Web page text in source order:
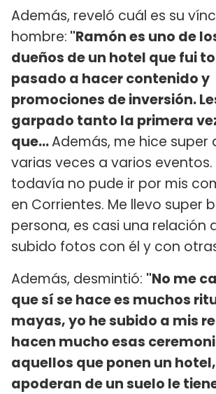
Además, reveló cuál es su
hombre: "Ramón es uno de
dueños de un hotel que fui
pasado a hacer contenido y
promociones de inversión.
garpado tanto la primera
que...Además, me hice super
varias veces a varios eventos.
todavía no pude ir por mis
en Corrientes. Me llevo super
persona, es casi una relación
subido fotos con él y con
Además, desmintió: "No me
que sí se hace es muchos
mayas, yo he subido a mis
hacen mucho esas
aquellos que ponen un
apoderan de un suelo le